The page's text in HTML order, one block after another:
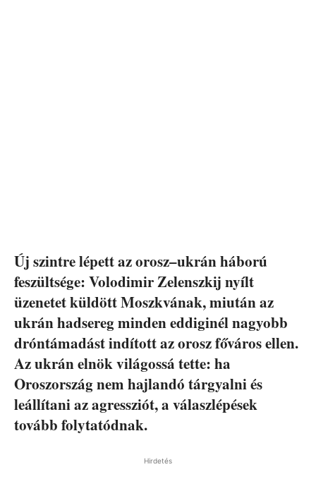
Új szintre lépett az orosz–ukrán háború
feszültsége: Volodimir Zelenszkij nyílt
üzenetet küldött Moszkvának, miután az
ukrán hadsereg minden eddiginél nagyobb
dróntámadást indított az orosz főváros ellen.
Az ukrán elnök világossá tette: ha
Oroszország nem hajlandó tárgyalni és
leállítani az agressziót, a válaszlépések
tovább folytatódnak.
Hirdetés